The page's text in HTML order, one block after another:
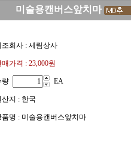
미술용캔버스앞치마
조회사 : 세림상사
매가격 : 23,000원
량 EA
산지 : 한국
품명 : 미술용캔버스앞치마